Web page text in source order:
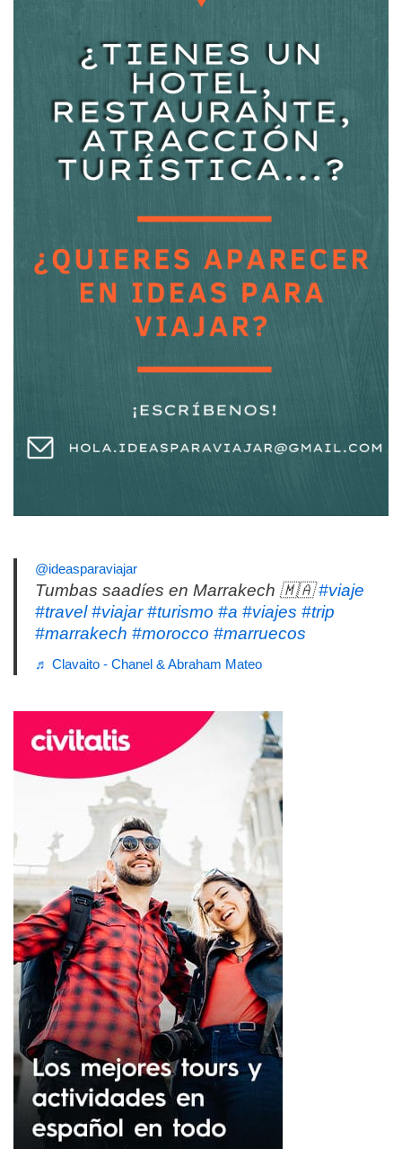
@ideasparaviajar
Tumbas saadíes en Marrakech 🇲🇦#viaje
#travel #viajar #turismo #a #viajes #trip
#marrakech #morocco #marruecos
♬ Clavaito - Chanel & Abraham Mateo